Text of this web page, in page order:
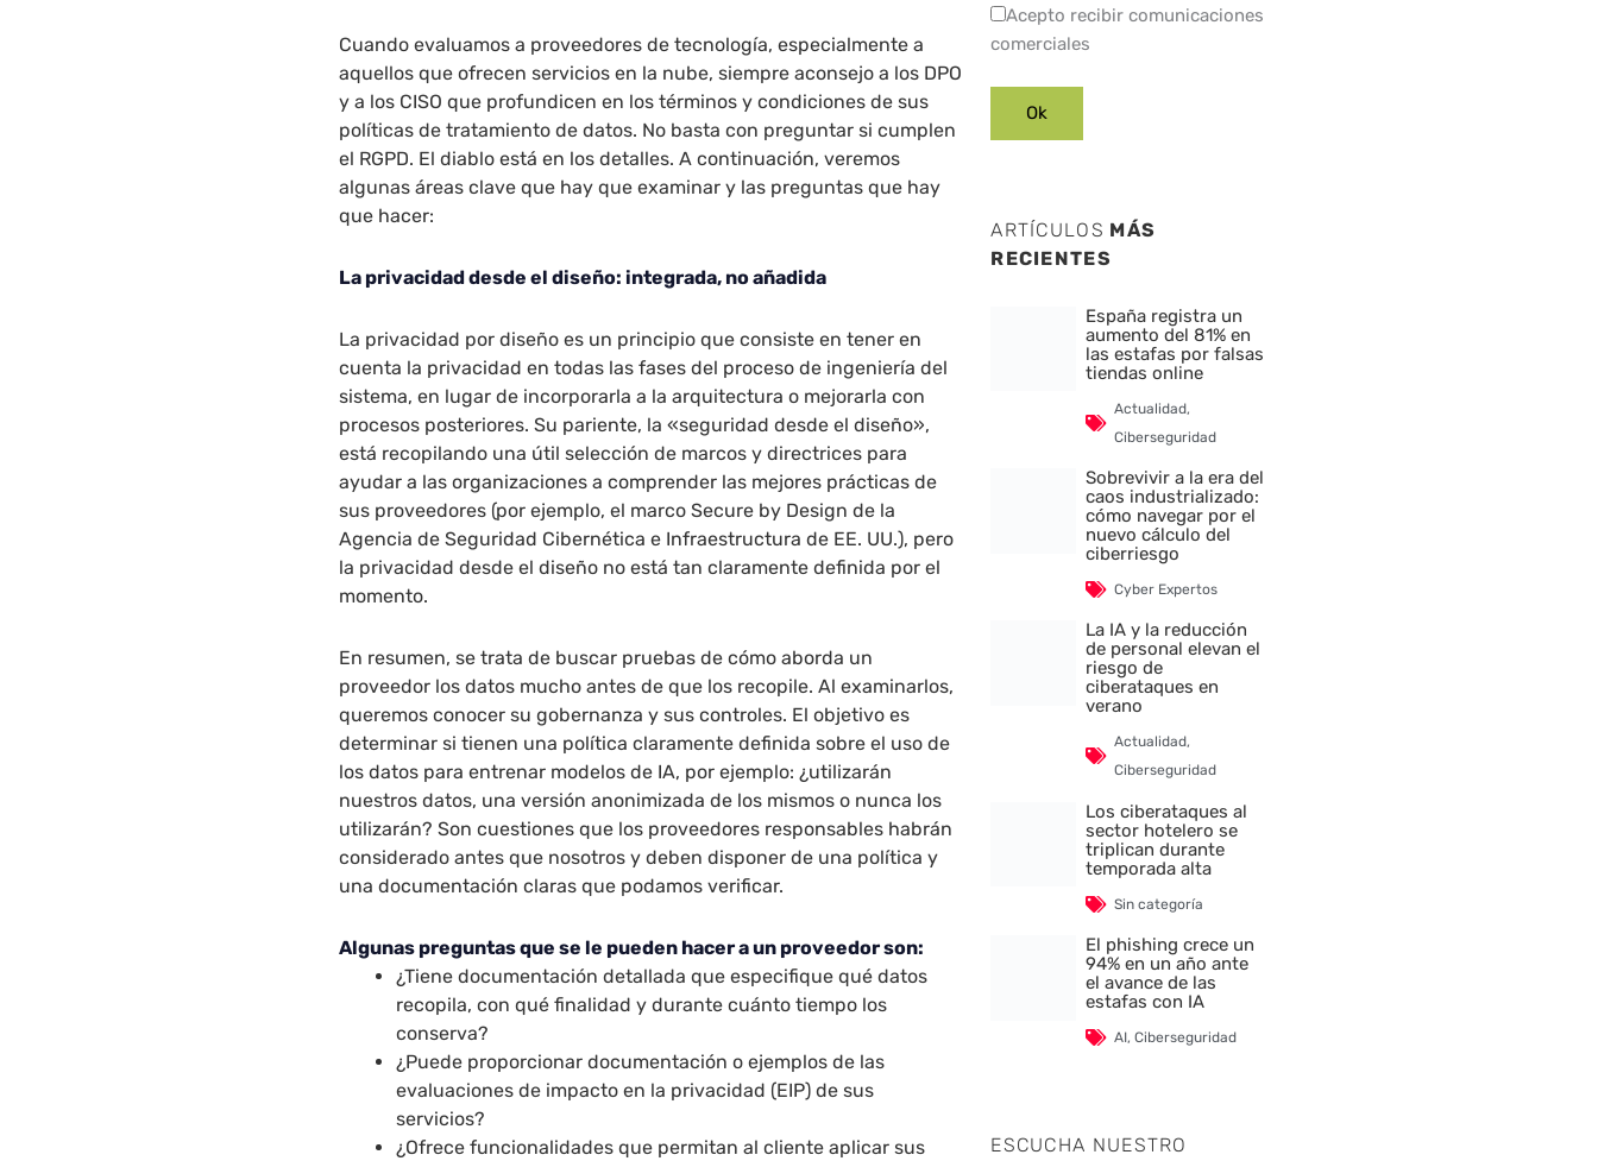
Cuando evaluamos a proveedores de tecnología, especialmente a
aquellos que ofrecen servicios en la nube, siempre aconsejo a los DPO
y a los CISO que profundicen en los términos y condiciones de sus
políticas de tratamiento de datos. No basta con preguntar si cumplen
el RGPD. El diablo está en los detalles. A continuación, veremos
algunas áreas clave que hay que examinar y las preguntas que hay
que hacer:
La privacidad desde el diseño: integrada, no añadida
La privacidad por diseño es un principio que consiste en tener en
cuenta la privacidad en todas las fases del proceso de ingeniería del
sistema, en lugar de incorporarla a la arquitectura o mejorarla con
procesos posteriores. Su pariente, la «seguridad desde el diseño»,
está recopilando una útil selección de marcos y directrices para
ayudar a las organizaciones a comprender las mejores prácticas de
sus proveedores (por ejemplo, el marco Secure by Design de la
Agencia de Seguridad Cibernética e Infraestructura de EE. UU.), pero
la privacidad desde el diseño no está tan claramente definida por el
momento.
En resumen, se trata de buscar pruebas de cómo aborda un
proveedor los datos mucho antes de que los recopile. Al examinarlos,
queremos conocer su gobernanza y sus controles. El objetivo es
determinar si tienen una política claramente definida sobre el uso de
los datos para entrenar modelos de IA, por ejemplo: ¿utilizarán
nuestros datos, una versión anonimizada de los mismos o nunca los
utilizarán? Son cuestiones que los proveedores responsables habrán
considerado antes que nosotros y deben disponer de una política y
una documentación claras que podamos verificar.
Algunas preguntas que se le pueden hacer a un proveedor son:
¿Tiene documentación detallada que especifique qué datos
recopila, con qué finalidad y durante cuánto tiempo los
conserva?
¿Puede proporcionar documentación o ejemplos de las
evaluaciones de impacto en la privacidad (EIP) de sus
servicios?
¿Ofrece funcionalidades que permitan al cliente aplicar sus
Acepto recibir comunicaciones
comerciales
ARTÍCULOS MÁS
RECIENTES
España registra un
aumento del 81% en
las estafas por falsas
tiendas online
Actualidad,
Ciberseguridad
Sobrevivir a la era del
caos industrializado:
cómo navegar por el
nuevo cálculo del
ciberriesgo
Cyber Expertos
La IA y la reducción
de personal elevan el
riesgo de
ciberataques en
verano
Actualidad,
Ciberseguridad
Los ciberataques al
sector hotelero se
triplican durante
temporada alta
Sin categoría
El phishing crece un
94% en un año ante
el avance de las
estafas con IA
AI,Ciberseguridad
ESCUCHA NUESTRO